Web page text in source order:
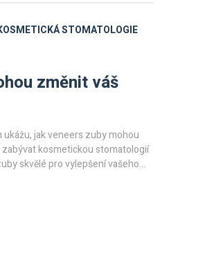
STOMATOLOGIE
změnit váš
jak veneers zuby mohou
kosmetickou stomatologií
skvělé pro vylepšení vašeho
na váš každodenní život. Uvidíte,